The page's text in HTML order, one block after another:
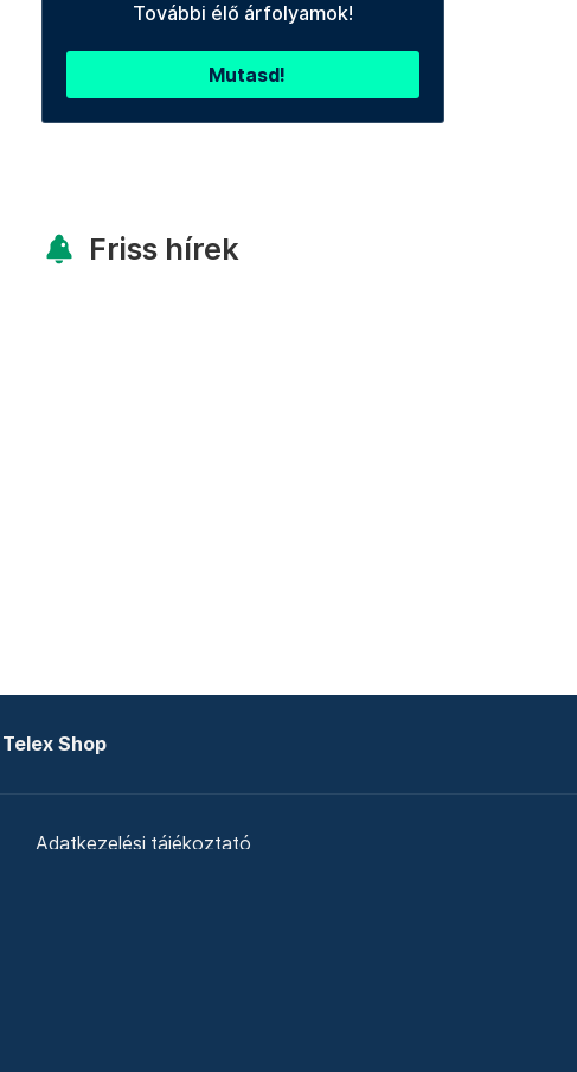
További élő árfolyamok!
Mutasd!
Friss hírek
Telex Shop
Adatkezelési tájékoztató